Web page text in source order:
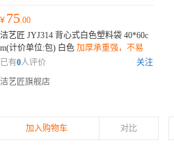
¥ 75.00
洁艺匠 JYJ314 背心式白色塑料袋 40*60c
m(计价单位:包) 白色 加厚承重强，不易
破；抽绳封口设计，密封防漏；环保材
已有0人评价
关注
洁艺匠旗舰店
加入购物车 对比